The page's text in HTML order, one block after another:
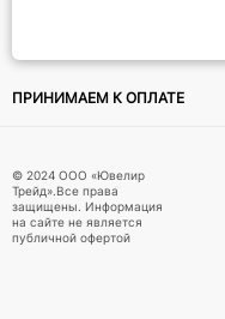
ПРИНИМАЕМ К ОПЛАТЕ
© 2024 ООО «Ювелир
Трейд».Все права
защищены. Информация
на сайте не является
публичной офертой